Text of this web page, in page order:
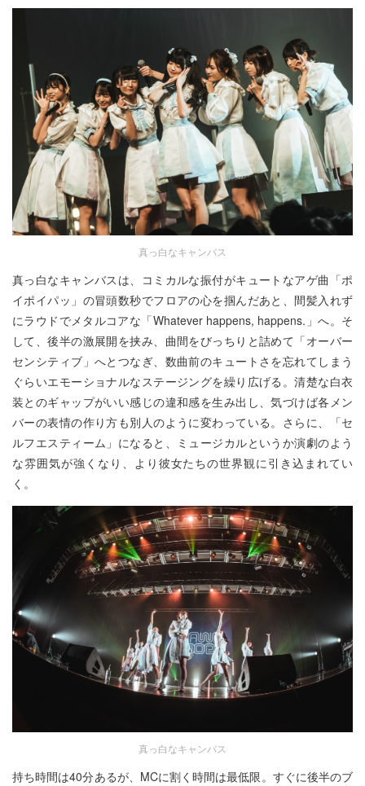
真っ白なキャンバス
真っ白なキャンバスは、コミカルな振付がキュートなアゲ曲「ポ
イポイパッ」の冒頭数秒でフロアの心を掴んだあと、間髪入れず
にラウドでメタルコアな「Whatever happens, happens.」へ。そ
して、後半の激展開を挟み、曲間をびっちりと詰めて「オーバー
センシティブ」へとつなぎ、数曲前のキュートさを忘れてしまう
ぐらいエモーショナルなステージングを繰り広げる。清楚な白衣
装とのギャップがいい感じの違和感を生み出し、気づけば各メン
バーの表情の作り方も別人のように変わっている。さらに、「セ
ルフエスティーム」になると、ミュージカルというか演劇のよう
な雰囲気が強くなり、より彼女たちの世界観に引き込まれてい
く。
真っ白なキャンバス
持ち時間は40分あるが、MCに割く時間は最低限。すぐに後半のブ